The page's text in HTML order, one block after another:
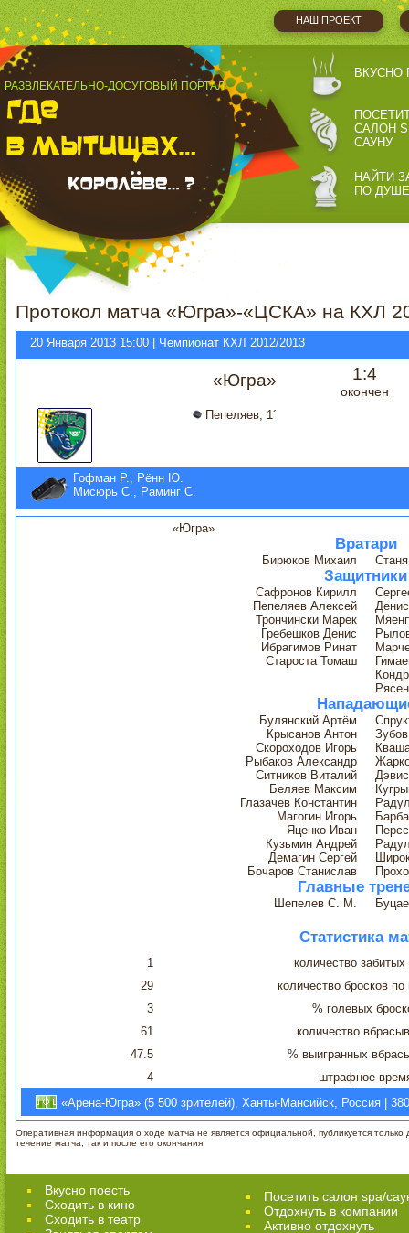
НАШ ПРОЕКТ
РАЗВЛЕКАТЕЛЬНО-ДОСУГОВЫЙ ПОРТАЛ
ВКУСНО
САЛОН
САУНУ
НАЙТИ
ПО ДУШЕ
Протокол матча «Югра»-«ЦСКА» на КХЛ
20 Января 2013 15:00 | Чемпионат КХЛ 2012/2013
«Югра» 1:4
окончен
Пепеляев, 1´
Гофман Р., Рённ Ю.
Мисюрь С., Раминг С.
«Югра»
Вратари
Бирюков Михаил
Защитники
Сафронов Кирилл
Пепеляев Алексей
Трончински Марек
Гребешков Денис
Ибрагимов Ринат
Староста Томаш
Булянский Артём
Крысанов Антон
Скороходов Игорь
Рыбаков Александр
Ситников Виталий
Беляев Максим
Глазачев Константин
Магогин Игорь
Яценко Иван
Кузьмин Андрей
Демагин Сергей
Бочаров Станислав
Главные
Шепелев С. М.
Статистика
1
количество
29
количество бросков по
3
% голевых
61
количество
47.5
% выигранных
4
штрафное
«Арена-Югра» (5 500 зрителей), Ханты-Мансийск, Россия |
Оперативная информация о ходе матча не является официальной, публикуется только
течение матча, так и после его окончания.
Вкусно поесть
Сходить в кино
Cходить в театр
Посетить салон spa/
Отдохнуть в компании
Активно отдохнуть